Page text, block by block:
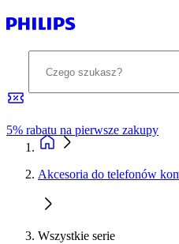
5% rabatu na pierwsze zakupy
Akcesoria do telefonów
Wszystkie serie